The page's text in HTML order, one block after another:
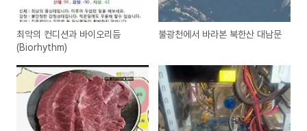
최악의 컨디션과 바이오리듬
(Biorhythm)
불광천에서 바라본 북한산 대남문